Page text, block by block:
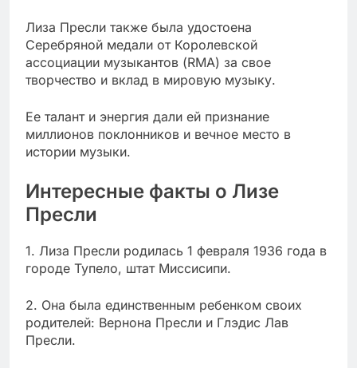
Лиза Пресли также была удостоена
Серебряной медали от Королевской
ассоциации музыкантов (RMA) за свое
творчество и вклад в мировую музыку.
Ее талант и энергия дали ей признание
миллионов поклонников и вечное место в
истории музыки.
Интересные факты о Лизе
Пресли
1. Лиза Пресли родилась 1 февраля 1936 года в
городе Тупело, штат Миссисипи.
2. Она была единственным ребенком своих
родителей: Вернона Пресли и Глэдис Лав
Пресли.